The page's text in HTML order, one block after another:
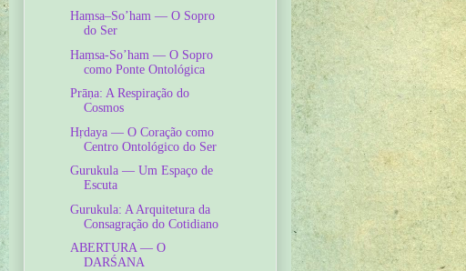
Haṃsa–So’ham — O Sopro
do Ser
Haṃsa-So’ham — O Sopro
como Ponte Ontológica
Prāṇa: A Respiração do
Cosmos
Hṛdaya — O Coração como
Centro Ontológico do Ser
Gurukula — Um Espaço de
Escuta
Gurukula: A Arquitetura da
Consagração do Cotidiano
ABERTURA — O
DARŚANA